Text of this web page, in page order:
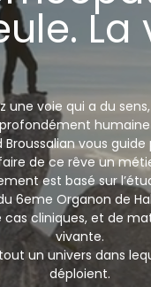
La
une voie qui a du
profondément
Broussalian vous
de ce rêve un
est basé sur
6eme Organon de
cliniques, et de
vivante.
un univers dans
déploient.